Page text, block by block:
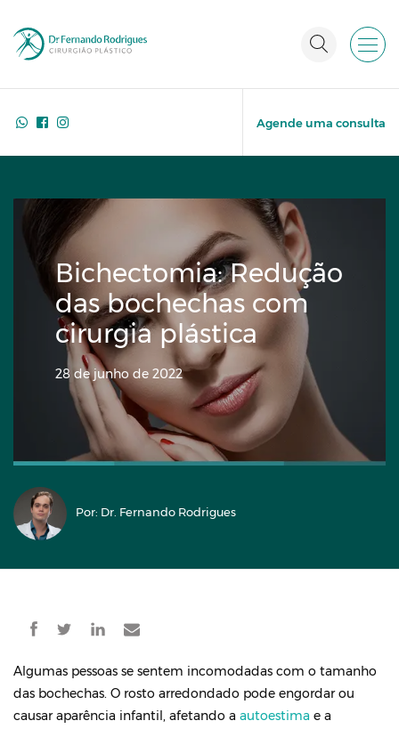
Agende uma consulta
Bichectomia: Redução
das bochechas com
cirurgia plástica
28 de junho de 2022
Por: Dr. Fernando Rodrigues
Algumas pessoas se sentem incomodadas com o tamanho
das bochechas. O rosto arredondado pode engordar ou
causar aparência infantil, afetando a autoestima e a